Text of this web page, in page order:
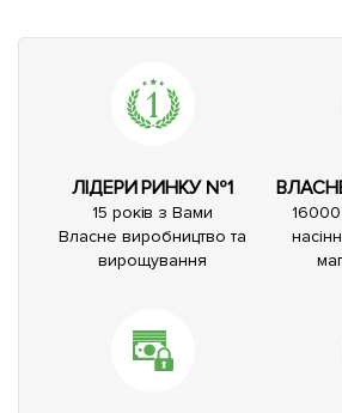
ЛІДЕРИ РИНКУ №1
15 років з Вами
Власне виробництво та
вирощування
16000